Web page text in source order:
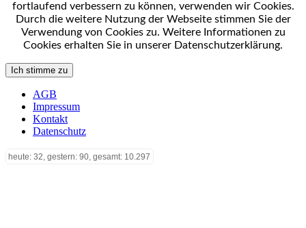
fortlaufend verbessern zu können, verwenden wir Cookies.
Durch die weitere Nutzung der Webseite stimmen Sie der
Verwendung von Cookies zu. Weitere Informationen zu
Cookies erhalten Sie in unserer Datenschutzerklärung.
Ich stimme zu
AGB
Impressum
Kontakt
Datenschutz
heute: 32, gestern: 90, gesamt: 10.297